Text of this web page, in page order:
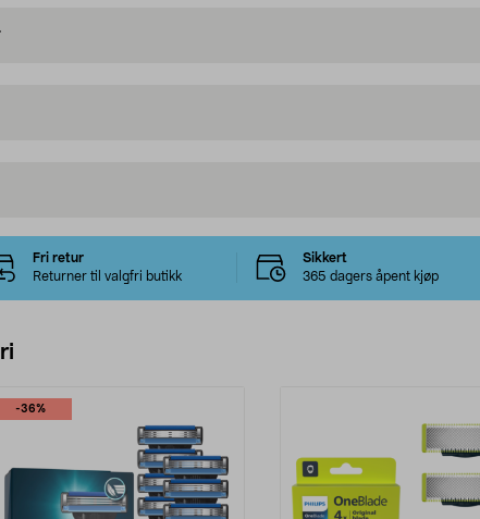
Fri retur
Returner til valgfri butikk
Sikkert
365 dagers åpent kjøp
-36%